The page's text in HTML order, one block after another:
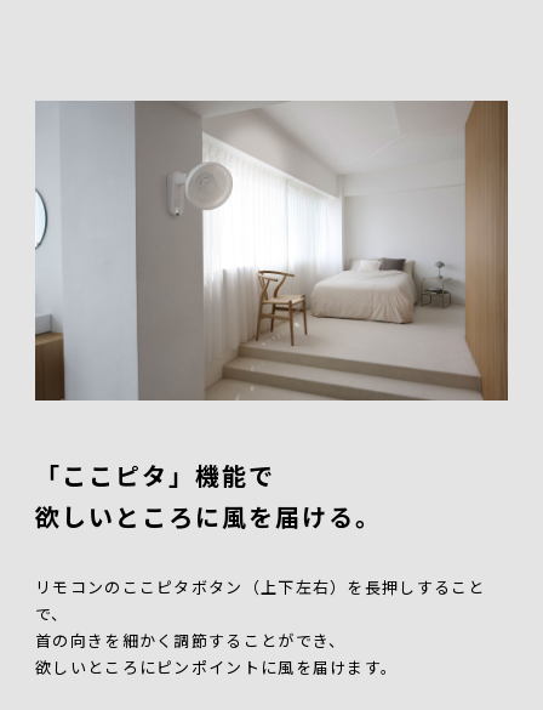
「ここピタ」機能で
欲しいところに風を届ける。
リモコンのここピタボタン（上下左右）を長押しすること
で、
首の向きを細かく調節することができ、
欲しいところにピンポイントに風を届けます。